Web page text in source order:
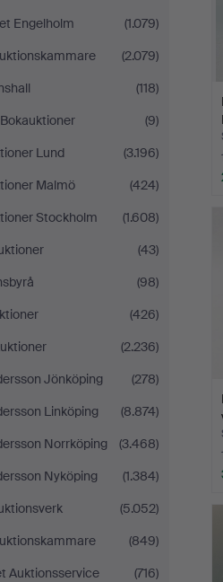
Engelholm
(1.079)
(2.079)
(118)
(9)
Lund
(3.196)
Malmö
(424)
Stockholm
(1.608)
(43)
(98)
(426)
(2.236)
Jönköping
(278)
Linköping
(8.874)
Norrköping
(3.468)
Nyköping
(1.384)
(5.052)
(849)
Auktionsservice
(716)